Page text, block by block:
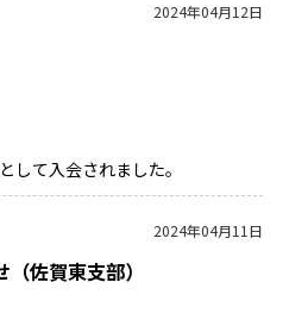
2024年04月12日
て入会されました。
2024年04月11日
佐賀東支部）